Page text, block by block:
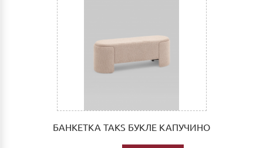
БАНКЕТКА TAKS БУКЛЕ КАПУЧИНО